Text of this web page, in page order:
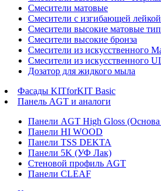
Смесители матовые
Смесители с изгибающей лейкой
Смесители высокие матовые
Смесители высокие бронза
Смесители из искусственного
Смесители из искусственного
Дозатор для жидкого мыла
Фасады KITforKIT Basic
Панель AGT и аналоги
Панели AGT High Gloss
Панели HI WOOD
Панели TSS DEKTA
Панели 5K (УФ Лак)
Стеновой профиль AGT
Панели CLEAF